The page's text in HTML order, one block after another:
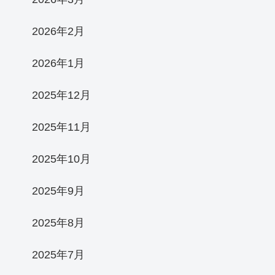
2026年2月
2026年1月
2025年12月
2025年11月
2025年10月
2025年9月
2025年8月
2025年7月